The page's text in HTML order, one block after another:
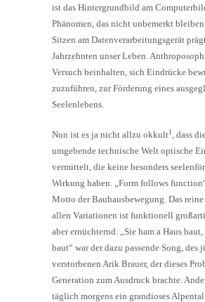
ist das Hintergrundbild am
Phänomen, das nicht unbemerkt
Sitzen am Datenverarbeitungsgerät
Jahrzehnten unser Leben.
Versuch beinhalten, sich Eindrücke
zuzuführen, zur Förderung eines
Seelenlebens.
Nun ist es ja nicht allzu okkult1 , dass
umgebende technische Welt optische
vermittelt, die keine besonders
Wirkung haben. „Form follows
Motto der Bauhausbewegung. Das
allen Variationen ist funktionell
aber ernüchternd. „Sie ham a Haus baut,
baut“ war der dazu passende Song, des
verstorbenen Arik Brauer, der dieses
Generation zum Ausdruck brachte.
täglich morgens ein grandioses